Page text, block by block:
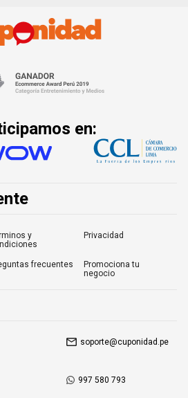
en:
y
Privacidad
frecuentes
Promociona tu
negocio
soporte@cuponidad.pe
997 580 793